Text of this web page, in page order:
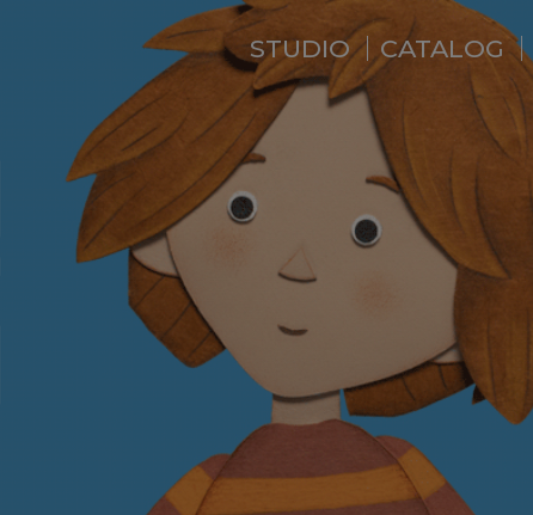
STUDIO
WHO ARE WE ?
NEWS
RESIDENCE
BACKSTAGE
CATALOG